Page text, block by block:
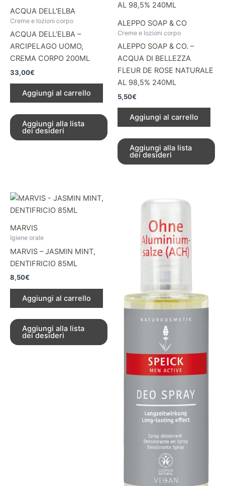
ACQUA DELL'ELBA
Creme e lozioni corpo
ACQUA DELL’ELBA –
ARCIPELAGO UOMO,
CREMA CORPO 200ML
33,00€
Aggiungi al carrello
Aggiungi alla lista
dei desideri
ALEPPO SOAP & CO
Creme e lozioni corpo
ALEPPO SOAP & CO. –
ACQUA DI BELLEZZA
FLEUR DE ROSE NATURALE
AL 98,5% 240ML
5,50€
Aggiungi al carrello
Aggiungi alla lista
dei desideri
MARVIS
Igiene orale
MARVIS – JASMIN MINT,
DENTIFRICIO 85ML
8,50€
Aggiungi al carrello
Aggiungi alla lista
dei desideri